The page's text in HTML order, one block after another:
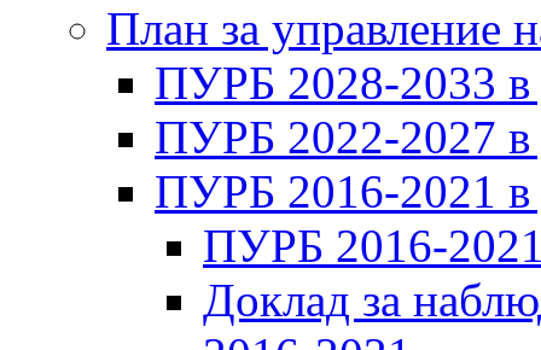
План за управление
ПУРБ 2028-2033 в
ПУРБ 2022-2027 в
ПУРБ 2016-2021 в
ПУРБ 2016-
Доклад за